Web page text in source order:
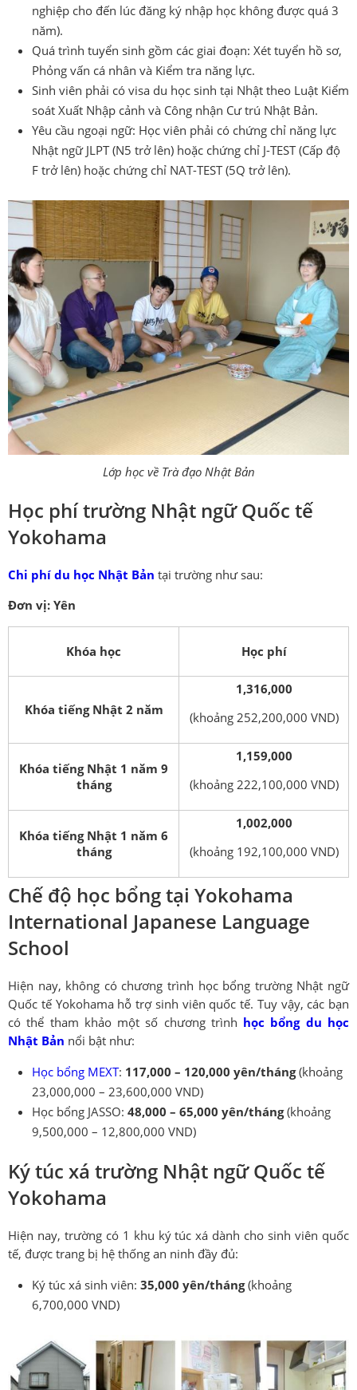
nghiệp cho đến lúc đăng ký nhập học không được quá 3
năm).
Quá trình tuyển sinh gồm các giai đoạn: Xét tuyển hồ sơ,
Phỏng vấn cá nhân và Kiểm tra năng lực.
Sinh viên phải có visa du học sinh tại Nhật theo Luật Kiểm
soát Xuất Nhập cảnh và Công nhận Cư trú Nhật Bản.
Yêu cầu ngoại ngữ: Học viên phải có chứng chỉ năng lực
Nhật ngữ JLPT (N5 trở lên) hoặc chứng chỉ J-TEST (Cấp độ
F trở lên) hoặc chứng chỉ NAT-TEST (5Q trở lên).
Lớp học về Trà đạo Nhật Bản
Học phí trường Nhật ngữ Quốc tế
Yokohama
Chi phí du học Nhật Bản tại trường như sau:
Đơn vị: Yên
Khóa học Học phí
Khóa tiếng Nhật 2 năm
1,316,000
(khoảng 252,200,000 VND)
Khóa tiếng Nhật 1 năm 9
tháng
1,159,000
(khoảng 222,100,000 VND)
Khóa tiếng Nhật 1 năm 6
tháng
1,002,000
(khoảng 192,100,000 VND)
Chế độ học bổng tại Yokohama
International Japanese Language
School
Hiện nay, không có chương trình học bổng trường Nhật ngữ
Quốc tế Yokohama hỗ trợ sinh viên quốc tế. Tuy vậy, các bạn
có thể tham khảo một số chương trình học bổng du học
Nhật Bản nổi bật như:
Học bổng MEXT: 117,000 – 120,000 yên/tháng(khoảng
23,000,000 – 23,600,000 VND)
Học bổng JASSO: 48,000 – 65,000 yên/tháng(khoảng
9,500,000 – 12,800,000 VND)
Ký túc xá trường Nhật ngữ Quốc tế
Yokohama
Hiện nay, trường có 1 khu ký túc xá dành cho sinh viên quốc
tế, được trang bị hệ thống an ninh đầy đủ:
Ký túc xá sinh viên: 35,000 yên/tháng(khoảng
6,700,000 VND)